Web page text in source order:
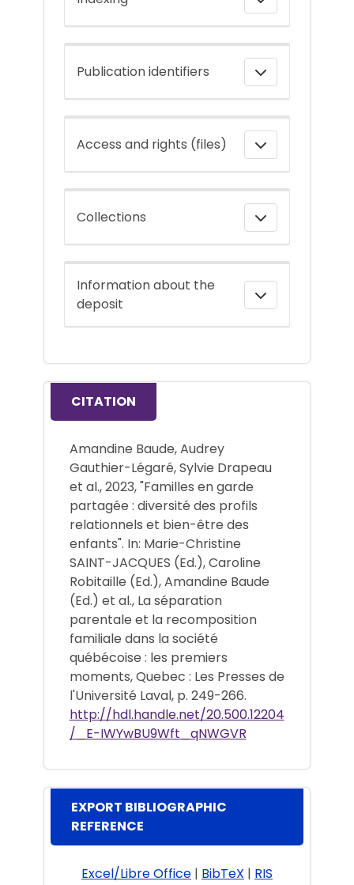
Publication identifiers
Access and rights (files)
Collections
Information about the
deposit
CITATION
Amandine Baude, Audrey
Gauthier-Légaré, Sylvie Drapeau
et al., 2023, "Familles en garde
partagée : diversité des profils
relationnels et bien-être des
enfants". In: Marie-Christine
SAINT-JACQUES (Ed.), Caroline
Robitaille (Ed.), Amandine Baude
(Ed.) et al., La séparation
parentale et la recomposition
familiale dans la société
québécoise : les premiers
moments, Quebec : Les Presses de
l'Université Laval, p. 249-266.
http://hdl.handle.net/20.500.12204
/_E-IWYwBU9Wft_qNWGVR
EXPORT BIBLIOGRAPHIC
REFERENCE
Excel/Libre Office | BibTeX | RIS